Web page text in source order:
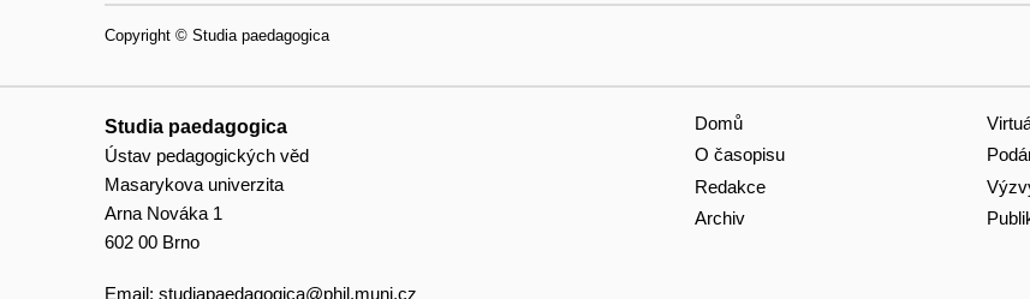
Copyright © Studia paedagogica
Studia paedagogica
Ústav pedagogických věd
Masarykova univerzita
Arna Nováka 1
602 00 Brno
Email: studiapaedagogica@phil.muni.cz
Domů
O časopisu
Redakce
Archiv